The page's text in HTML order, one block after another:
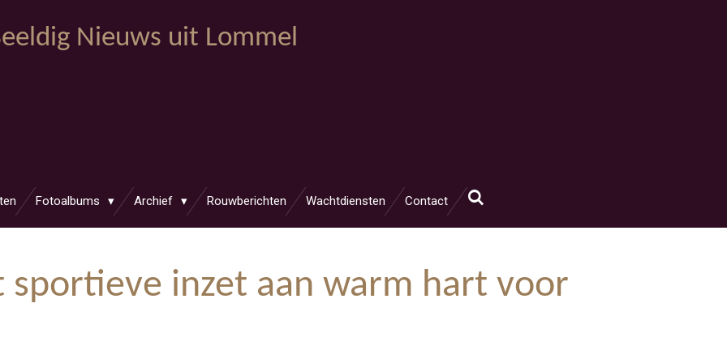
Nieuws uit Lommel
Fotoalbums Archief Rouwberichten Wachtdiensten Contact
sportieve inzet aan warm hart voor